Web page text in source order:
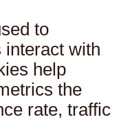
to
interact with
help
the
rate, traffic